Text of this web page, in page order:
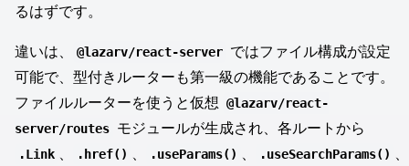
るはずです。
違いは、
@lazarv/react-server ではファイル構成が設定
可能で、型付きルーターも第一級の機能であることです。
ファイルルーターを使うと仮想 @lazarv/react-
server/routes モジュールが生成され、各ルートから
.Link 、 .href() 、 .useParams() 、 .useSearchParams() 、